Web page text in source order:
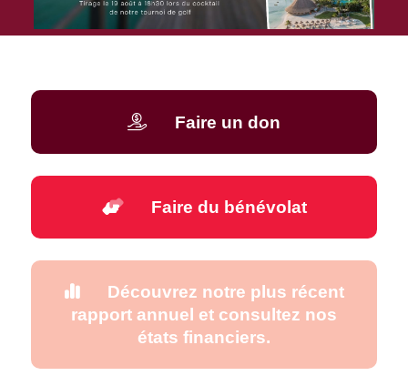
Faire un don
Faire du bénévolat
Découvrez notre plus récent
rapport annuel et consultez nos
états financiers.